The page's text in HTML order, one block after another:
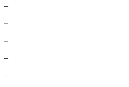
–
–
–
–
–